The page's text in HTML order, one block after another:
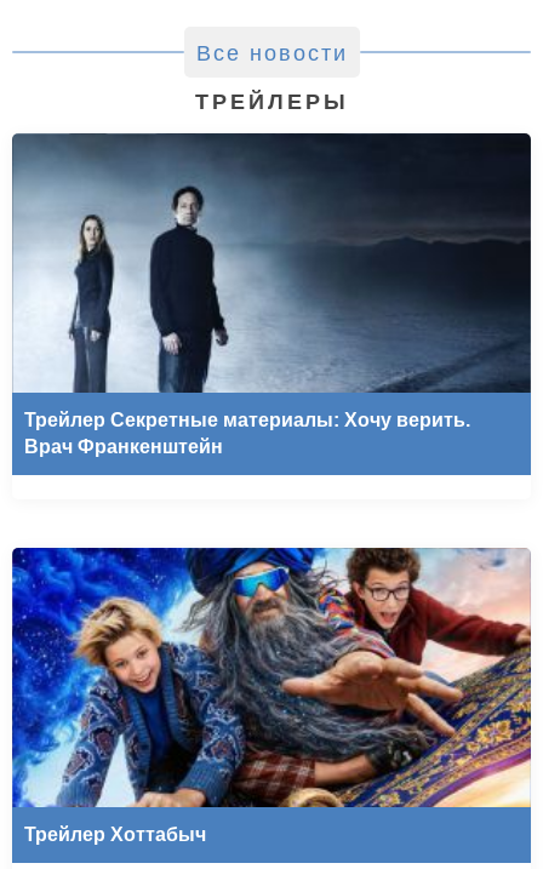
Все новости
ТРЕЙЛЕРЫ
Трейлер Секретные материалы: Хочу верить.
Врач Франкенштейн
Трейлер Хоттабыч